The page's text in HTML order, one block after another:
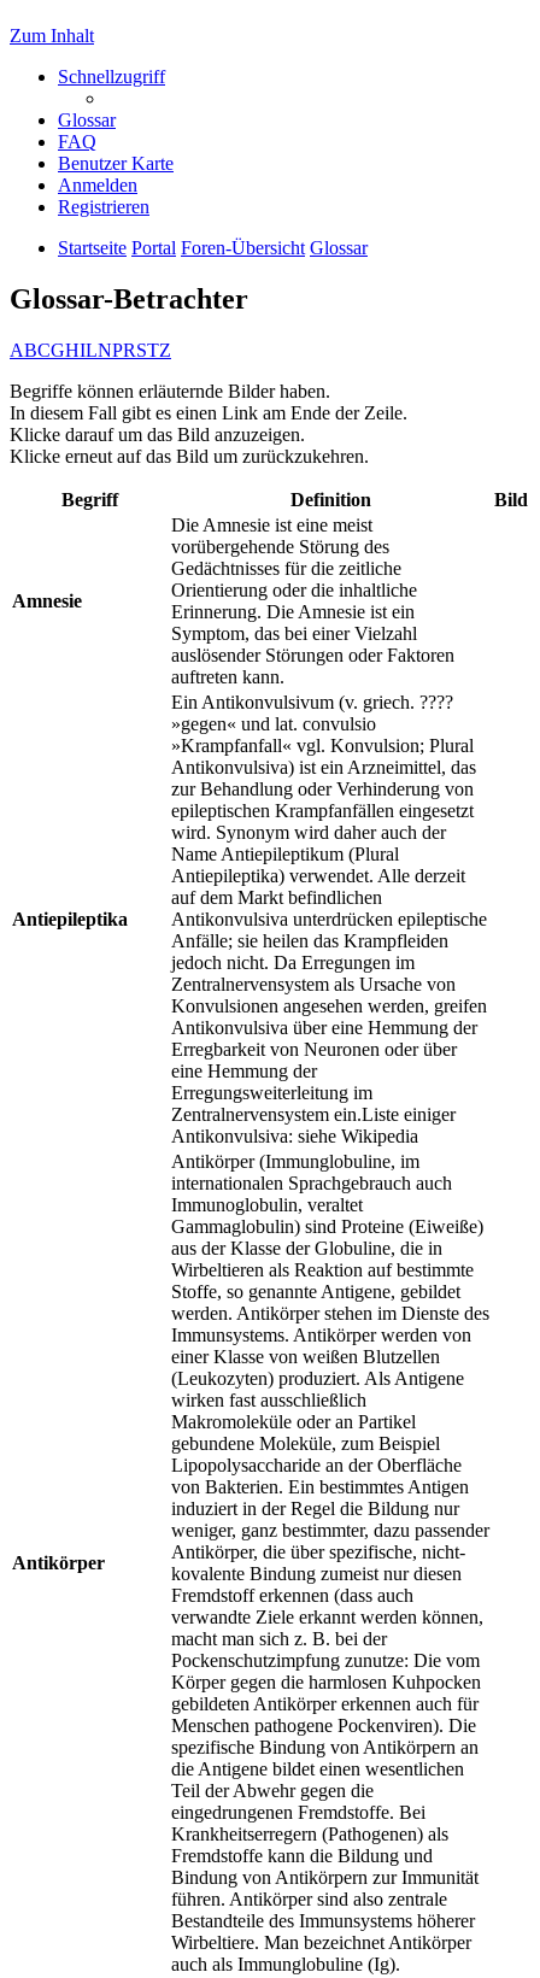
Zum Inhalt
Schnellzugriff
Glossar
FAQ
Benutzer Karte
Anmelden
Registrieren
Startseite Portal Foren-Übersicht Glossar
Glossar-Betrachter
ABCGHILNPRSTZ
Begriffe können erläuternde Bilder haben.
In diesem Fall gibt es einen Link am Ende der Zeile.
Klicke darauf um das Bild anzuzeigen.
Klicke erneut auf das Bild um zurückzukehren.
Begriff Definition Bild
Amnesie
Die Amnesie ist eine meist
vorübergehende Störung des
Gedächtnisses für die zeitliche
Orientierung oder die inhaltliche
Erinnerung. Die Amnesie ist ein
Symptom, das bei einer Vielzahl
auslösender Störungen oder Faktoren
auftreten kann.
Antiepileptika
Ein Antikonvulsivum (v. griech. ????
»gegen« und lat. convulsio
»Krampfanfall« vgl. Konvulsion; Plural
Antikonvulsiva) ist ein Arzneimittel, das
zur Behandlung oder Verhinderung von
epileptischen Krampfanfällen eingesetzt
wird. Synonym wird daher auch der
Name Antiepileptikum (Plural
Antiepileptika) verwendet. Alle derzeit
auf dem Markt befindlichen
Antikonvulsiva unterdrücken epileptische
Anfälle; sie heilen das Krampfleiden
jedoch nicht. Da Erregungen im
Zentralnervensystem als Ursache von
Konvulsionen angesehen werden, greifen
Antikonvulsiva über eine Hemmung der
Erregbarkeit von Neuronen oder über
eine Hemmung der
Erregungsweiterleitung im
Zentralnervensystem ein.Liste einiger
Antikonvulsiva: siehe Wikipedia
Antikörper
Antikörper (Immunglobuline, im
internationalen Sprachgebrauch auch
Immunoglobulin, veraltet
Gammaglobulin) sind Proteine (Eiweiße)
aus der Klasse der Globuline, die in
Wirbeltieren als Reaktion auf bestimmte
Stoffe, so genannte Antigene, gebildet
werden. Antikörper stehen im Dienste des
Immunsystems. Antikörper werden von
einer Klasse von weißen Blutzellen
(Leukozyten) produziert. Als Antigene
wirken fast ausschließlich
Makromoleküle oder an Partikel
gebundene Moleküle, zum Beispiel
Lipopolysaccharide an der Oberfläche
von Bakterien. Ein bestimmtes Antigen
induziert in der Regel die Bildung nur
weniger, ganz bestimmter, dazu passender
Antikörper, die über spezifische, nicht-
kovalente Bindung zumeist nur diesen
Fremdstoff erkennen (dass auch
verwandte Ziele erkannt werden können,
macht man sich z. B. bei der
Pockenschutzimpfung zunutze: Die vom
Körper gegen die harmlosen Kuhpocken
gebildeten Antikörper erkennen auch für
Menschen pathogene Pockenviren). Die
spezifische Bindung von Antikörpern an
die Antigene bildet einen wesentlichen
Teil der Abwehr gegen die
eingedrungenen Fremdstoffe. Bei
Krankheitserregern (Pathogenen) als
Fremdstoffe kann die Bildung und
Bindung von Antikörpern zur Immunität
führen. Antikörper sind also zentrale
Bestandteile des Immunsystems höherer
Wirbeltiere. Man bezeichnet Antikörper
auch als Immunglobuline (Ig).